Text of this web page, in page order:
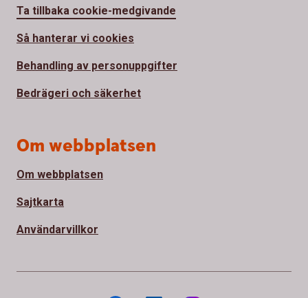
Ta tillbaka cookie-medgivande
Så hanterar vi cookies
Behandling av personuppgifter
Bedrägeri och säkerhet
Om webbplatsen
Om webbplatsen
Sajtkarta
Användarvillkor